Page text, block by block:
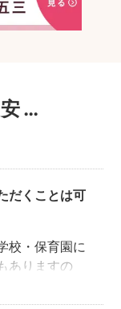
…
だくことは可
校・保育園に
ありますの
します。